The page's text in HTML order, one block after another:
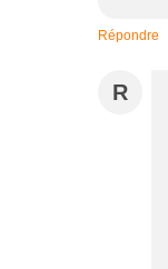
Répondre
R